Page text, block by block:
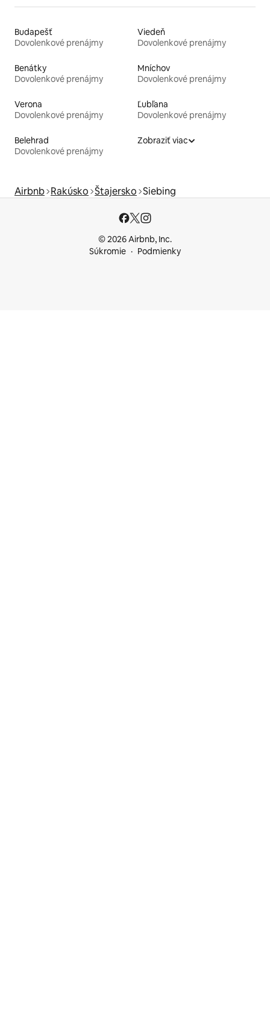
Budapešť
Dovolenkové prenájmy
Viedeň
Dovolenkové prenájmy
Benátky
Dovolenkové prenájmy
Mníchov
Dovolenkové prenájmy
Verona
Dovolenkové prenájmy
Ľubľana
Dovolenkové prenájmy
Belehrad
Dovolenkové prenájmy
Zobraziť viac
Airbnb Rakúsko Štajersko Siebing
© 2026 Airbnb, Inc.
Súkromie
Podmienky